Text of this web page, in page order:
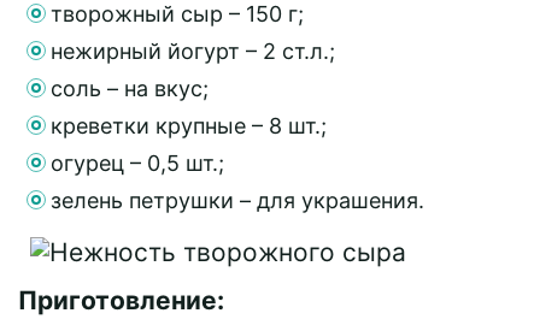
творожный сыр – 150 г;
нежирный йогурт – 2 ст.л.;
соль – на вкус;
креветки крупные – 8 шт.;
огурец – 0,5 шт.;
зелень петрушки – для украшения.
Приготовление: